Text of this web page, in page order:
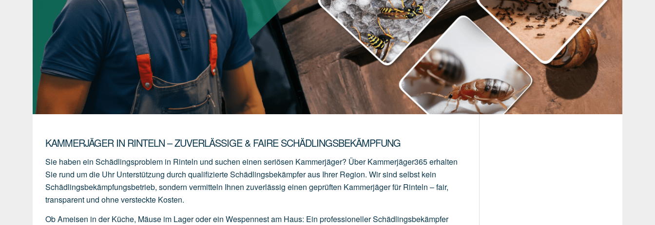
KAMMERJÄGER IN RINTELN – ZUVERLÄSSIGE & FAIRE SCHÄDLINGSBEKÄMPFUNG
Sie haben ein Schädlingsproblem in Rinteln und suchen einen seriösen Kammerjäger? Über Kammerjäger365 erhalten
Sie rund um die Uhr Unterstützung durch qualifizierte Schädlingsbekämpfer aus Ihrer Region. Wir sind selbst kein
Schädlingsbekämpfungsbetrieb, sondern vermitteln Ihnen zuverlässig einen geprüften Kammerjäger für Rinteln – fair,
transparent und ohne versteckte Kosten.
Ob Ameisen in der Küche, Mäuse im Lager oder ein Wespennest am Haus: Ein professioneller Schädlingsbekämpfer